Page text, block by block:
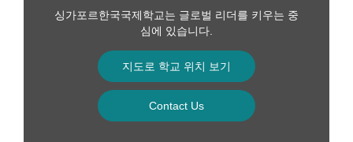
싱가포르한국국제학교는 글로벌 리더를 키우는 중
심에 있습니다.
지도로 학교 위치 보기
Contact Us